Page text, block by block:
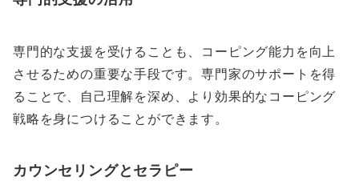
専門的な支援を受けることも、コーピング能力を向上
させるための重要な手段です。専門家のサポートを得
ることで、自己理解を深め、より効果的なコーピング
戦略を身につけることができます。
カウンセリングとセラピー